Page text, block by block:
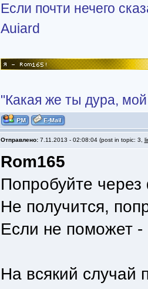
Если почти нечего
Auiard
"Какая же ты дура,
Отправлено: 7.11.2013 - 02:08:04 (post in topic: 3,
Rom165
Попробуйте
Не получится,
Если не поможет
На всякий случай